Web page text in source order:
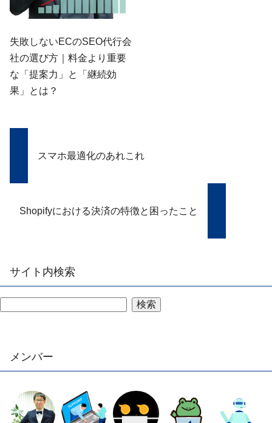
失敗しないECのSEO代行会
社の選び方｜料金より重要
な「提案力」と「継続効
果」とは？
スマホ最適化のあれこれ
Shopifyにおける決済の特徴と困ったこと
サイト内検索
検索
メンバー